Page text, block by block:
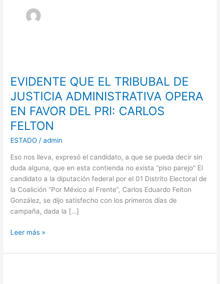
EVIDENTE QUE EL TRIBUBAL DE
JUSTICIA ADMINISTRATIVA OPERA
EN FAVOR DEL PRI: CARLOS
FELTON
ESTADO /admin
Eso nos lleva, expresó el candidato, a que se pueda decir sin
duda alguna, que en esta contienda no exista “piso parejo” El
candidato a la diputación federal por el 01 Distrito Electoral de
la Coalición “Por México al Frente”, Carlos Eduardo Felton
González, se dijo satisfecho con los primeros días de
campaña, dada la […]
EL
TRIBUBAL
DE
JUSTICIA
ADMINISTRATIVA
EN
FAVOR
DEL
PRI:
CARLOS
FELTON
Leer más »